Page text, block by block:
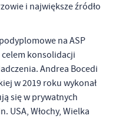
i największe źródło
na ASP
konsolidacji
Andrea Bocedi
w 2019 roku wykonał
się w prywatnych
USA, Włochy, Wielka
informacji w zakresie
oraz częstotliwości,
Dane pozwalają nam na
pod względem ich
informacje są
Wyrażenie zgody na
wszystkich
Ci najciekawsze
partnerów.
Ci naszych
upodobań oraz Twoich
internetowej. Treści